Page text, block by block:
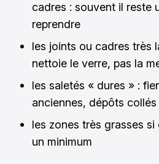
cadres : souvent il reste
reprendre
les joints ou cadres très
nettoie le verre, pas la
les saletés « dures » :
anciennes, dépôts collés
les zones très grasses si
un minimum